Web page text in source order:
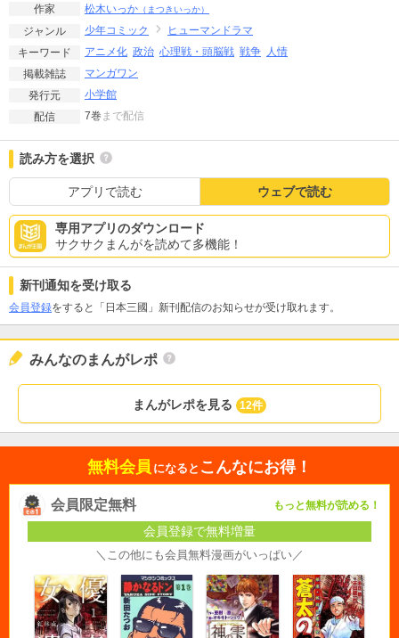
作家 松木いっか （まつきいっか）
ジャンル 少年コミック
ヒューマンドラマ
キーワード
アニメ化 政治 心理戦・頭脳戦 戦争 人情
掲載雑誌
マンガワン
発行元
小学館
配信
7巻 まで配信
読み方を選択
アプリで読む ウェブで読む
専用アプリのダウンロード
サクサクまんがを読めて多機能！
新刊通知を受け取る
会員登録をすると「日本三國」新刊配信のお知らせが受け取れます。
みんなのまんがレポ
まんがレポを見る 12件
無料会員 になると こんなにお得！
会員限定無料 もっと無料が読める！
会員登録で無料増量
＼この他にも会員無料漫画がいっぱい／